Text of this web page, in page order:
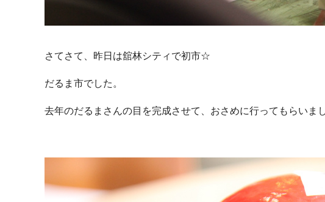
さてさて、昨日は舘林シティで初市☆
だるま市でした。
去年のだるまさんの目を完成させて、おさめに行ってもらいまし